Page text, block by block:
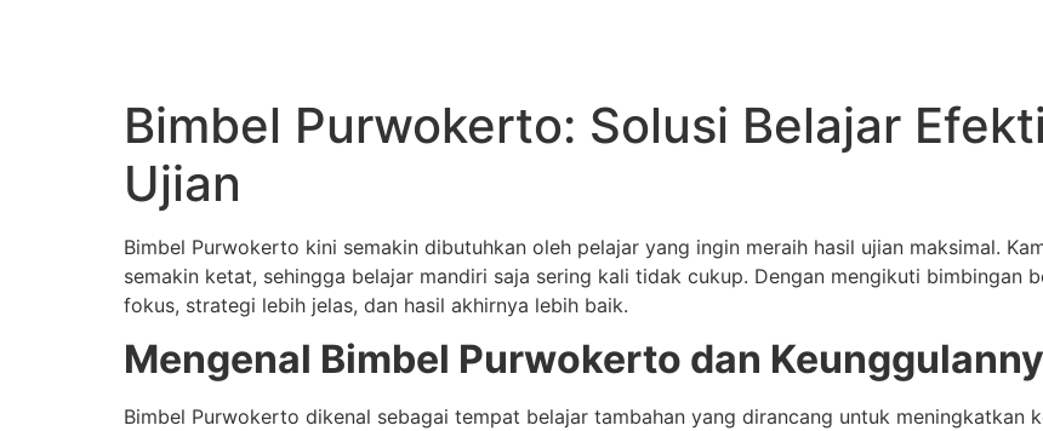
Bimbel Purwokerto: Solusi Belajar
Ujian
Bimbel Purwokerto kini semakin dibutuhkan oleh pelajar yang ingin meraih hasil ujian maksimal.
semakin ketat, sehingga belajar mandiri saja sering kali tidak cukup. Dengan mengikuti bimbingan
fokus, strategi lebih jelas, dan hasil akhirnya lebih baik.
Mengenal Bimbel Purwokerto dan
Bimbel Purwokerto dikenal sebagai tempat belajar tambahan yang dirancang untuk meningkatkan